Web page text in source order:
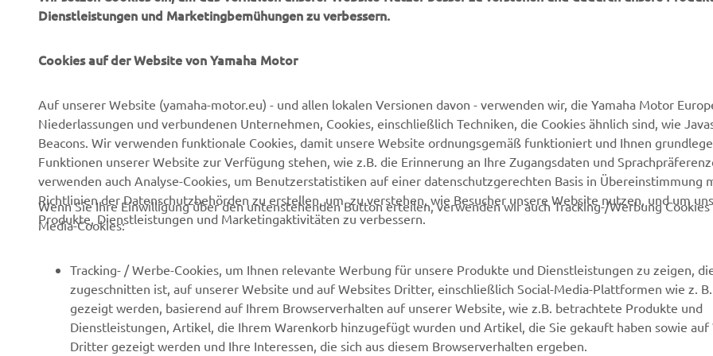
UNTERNEHMEN
Über uns
Newsmeldungen
Veranstaltungen
Prospekte
Karriere
Impressum
B2B
NEO's Delivery
eBike Antriebe
Behörden und Polizei
Ersthelfer
Robotics
Partnerschaften
MEHR VON YAMAHA
Newsletter
MyYamaha
Yamaha Music
Yamaha Motor Global
Media Portal
Mobile Apps
SUPPORT
Kontakt aufnehmen
Webshop Support
Yamaha Partner finden
Entsorgung von
Altbatterien
Niederlassungen und verbundenen Unternehmen, Cookies, einschließlich Techniken, die Cookies ähnlich sind, wie
Beacons. Wir verwenden funktionale Cookies, damit unsere Website ordnungsgemäß funktioniert und Ihnen
Funktionen unserer Website zur Verfügung stehen, wie z.B. die Erinnerung an Ihre Zugangsdaten und
verwenden auch Analyse-Cookies, um Benutzerstatistiken auf einer datenschutzgerechten Basis in Übereinstimmung
Richtlinien der Datenschutzbehörden zu erstellen, um zu verstehen, wie Besucher unsere Website nutzen, und um
Produkte, Dienstleistungen und Marketingaktivitäten zu verbessern.
Wenn Sie Ihre Einwilligung über den untenstehenden Button erteilen, verwenden wir auch Tracking-/Werbung Cookies
Media-Cookies:
zugeschnitten ist, auf unserer Website und auf Websites Dritter, einschließlich Social-Media-Plattformen wie z. B.
gezeigt werden, basierend auf Ihrem Browserverhalten auf unserer Website, wie z.B. betrachtete Produkte und
Dienstleistungen, Artikel, die Ihrem Warenkorb hinzugefügt wurden und Artikel, die Sie gekauft haben sowie auf
Dritter gezeigt werden und Ihre Interessen, die sich aus diesem Browserverhalten ergeben.
Wenn Sie alle Funktionalitäten unserer Website erhalten möchten und auf Ihre Interessen zugeschnittene Angebote